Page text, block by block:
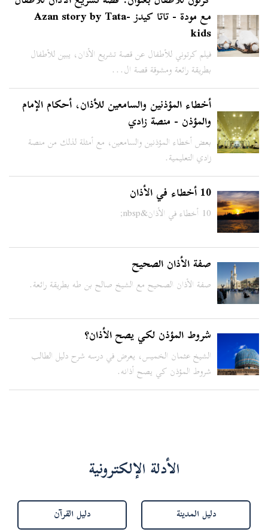
مع مودة - تاتا كيدز -Azan story by Tata
kids
فيلم كرتوني للأطفال عن قصة تشريع الأذان، يبين للأطفال
بطريقة رائعة ومشوقة قصة ال...
أخطاء المؤذنين والسامعين للأذان، أحكام الإمام
والمؤذن - منصة زادي
بعض أخطاء المؤذنين والسامعين، مع أمثلة لذلك من منصة
زادي التعليمية.
10 أخطاء في الأذان
10 أخطاء في الأذان&nbsp;
صفة الأذان الصحيح
صفة الأذان الصحيح مع الشيخ صالح بن طه بطريقة رائعة.
شروط المؤذن لكي يصح الأذان؟
الشيخ عثمان الخميس، يعرض في درسه شرح دليل الطالب
شروط المؤذن كي يصح أذانه.
الأدلة الإلكترونية
دليل المدينة دليل القرآن